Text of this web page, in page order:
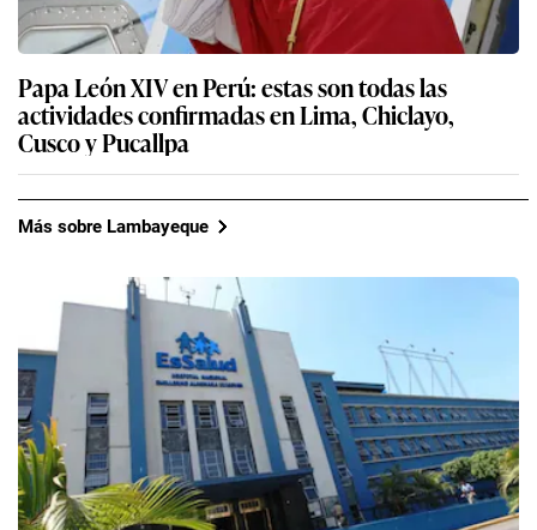
Papa León XIV en Perú: estas son todas las
actividades confirmadas en Lima, Chiclayo,
Cusco y Pucallpa
Más sobre Lambayeque